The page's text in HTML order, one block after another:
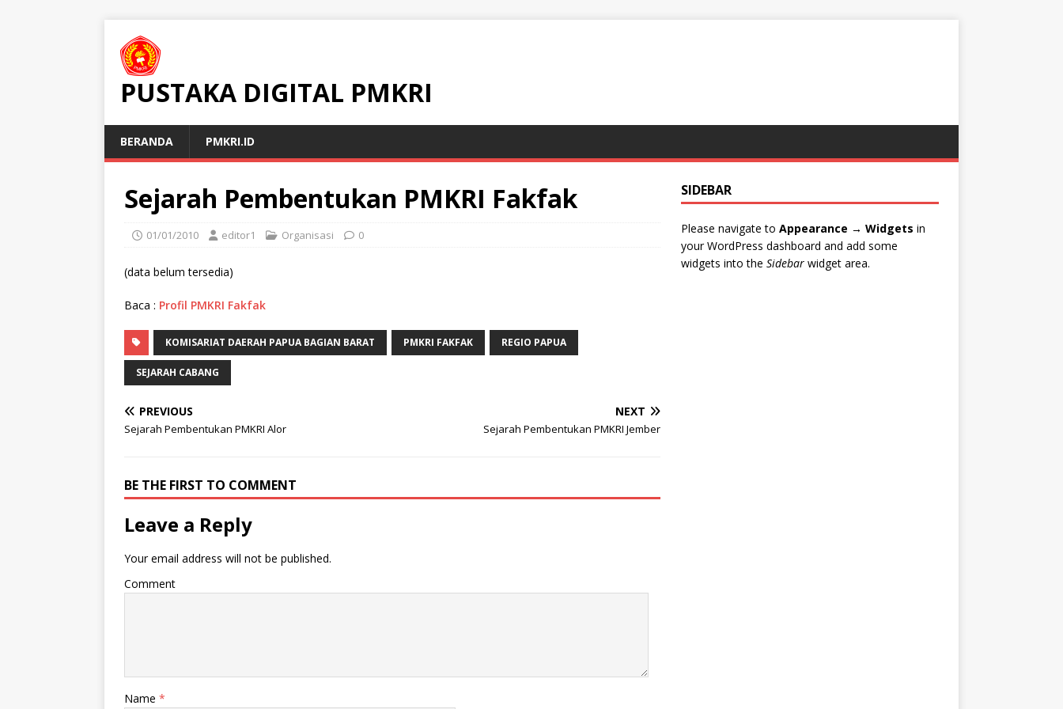
PUSTAKA DIGITAL PMKRI
BERANDA PMKRI.ID
Sejarah Pembentukan PMKRI Fakfak
01/01/2010 editor1 Organisasi 0
(data belum tersedia)
Baca : Profil PMKRI Fakfak
KOMISARIAT DAERAH PAPUA BAGIAN BARAT PMKRI FAKFAK REGIO PAPUA
SEJARAH CABANG
PREVIOUS
Sejarah Pembentukan PMKRI Alor
NEXT
Sejarah Pembentukan PMKRI Jember
BE THE FIRST TO COMMENT
Leave a Reply
Your email address will not be published.
Comment
Name *
SIDEBAR
Please navigate to Appearance → Widgets in
your WordPress dashboard and add some
widgets into the Sidebarwidget area.